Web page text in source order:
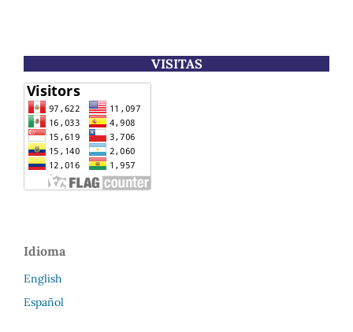
VISITAS
Idioma
English
Español